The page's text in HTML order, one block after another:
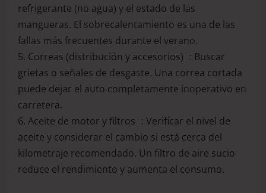
refrigerante (no agua) y el estado de las
mangueras. El sobrecalentamiento es una de las
fallas más frecuentes durante el verano.
5. Correas (distribución y accesorios) : Buscar
grietas o señales de desgaste. Una correa cortada
puede dejar el auto completamente inoperativo en
carretera.
6. Aceite de motor y filtros : Verificar el nivel de
aceite y considerar el cambio si está cerca del
kilometraje recomendado. Un filtro de aire sucio
reduce el rendimiento y aumenta el consumo.